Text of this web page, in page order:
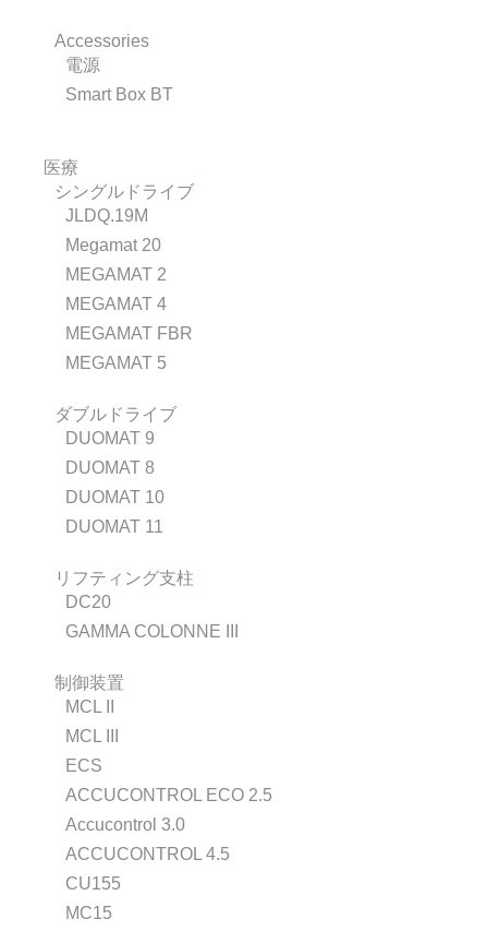
Accessories
電源
Smart Box BT
医療
シングルドライブ
JLDQ.19M
Megamat 20
MEGAMAT 2
MEGAMAT 4
MEGAMAT FBR
MEGAMAT 5
ダブルドライブ
DUOMAT 9
DUOMAT 8
DUOMAT 10
DUOMAT 11
リフティング支柱
DC20
GAMMA COLONNE III
制御装置
MCL II
MCL III
ECS
ACCUCONTROL ECO 2.5
Accucontrol 3.0
ACCUCONTROL 4.5
CU155
MC15